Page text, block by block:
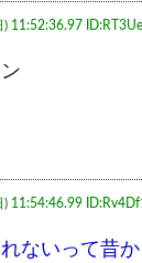
11:52:36.97
11:54:46.99
ないって昔か